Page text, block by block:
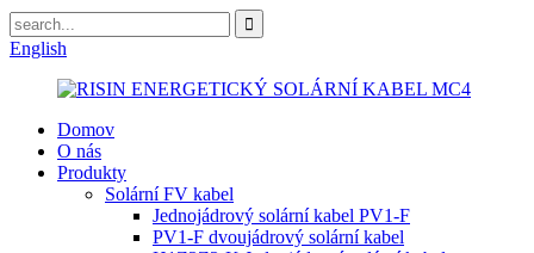
English
Domov
O nás
Produkty
Solární FV kabel
Jednojádrový solární kabel PV1-F
PV1-F dvoujádrový solární kabel